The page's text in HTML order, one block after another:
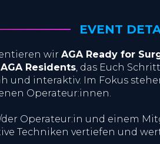
EVENT
wir AGA Ready for
AGA Residents, das Euch
und interaktiv. Im Fokus
Operateur:innen.
Operateur:in und einem
Techniken vertiefen und